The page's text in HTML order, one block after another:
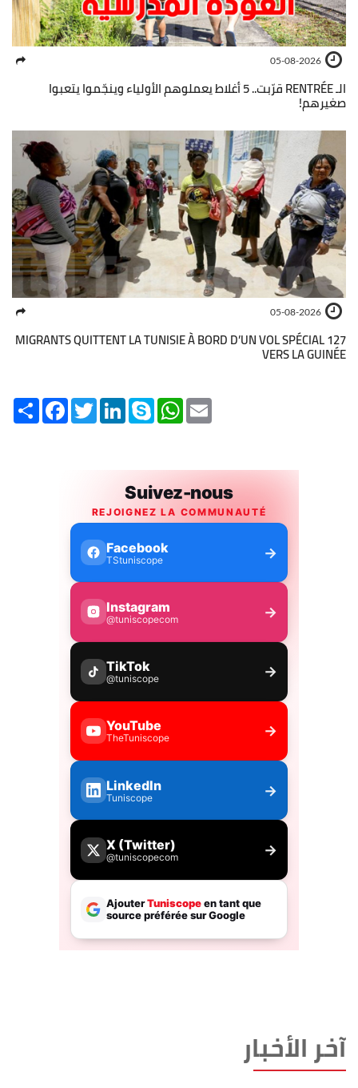
05-08-2026
الـ RENTRÉE قرّبت.. 5 أغلاط يعملوهم الأولياء وينجّموا يتعبوا
صغيرهم!
05-08-2026
127 MIGRANTS QUITTENT LA TUNISIE À BORD D’UN VOL SPÉCIAL
VERS LA GUINÉE
Share FacebookTwitterLinkedInSkype WhatsApp
آخر الأخبار